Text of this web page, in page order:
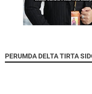
PERUMDA DELTA TIRTA